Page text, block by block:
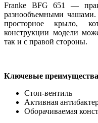
Franke BFG 651 —
разнообъемными
просторное крыло,
конструкции модели
так и с правой стороны.
Ключевые
Стоп-вентиль
Активная
Оборачиваемая